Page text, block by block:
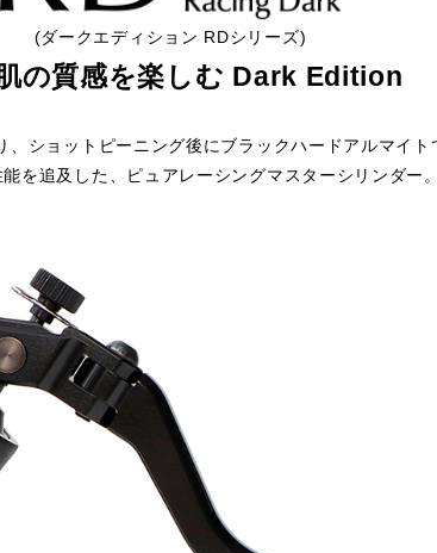
(ダークエディション RDシリーズ)
の質感を楽しむ Dark Edition
ショットピーニング後にブラックハードアルマイ
を追及した、ピュアレーシングマスターシリンダー